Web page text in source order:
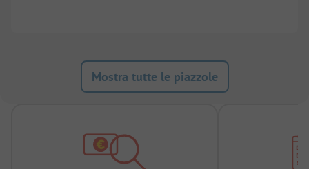
Mostra tutte le piazzole